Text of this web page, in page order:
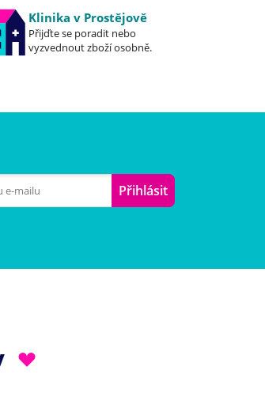
Klinika v Prostějově
Přijďte se poradit nebo
vyzvednout zboží osobně.
Přihlásit